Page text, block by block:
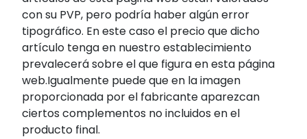
con su PVP, pero podría haber algún error
tipográfico. En este caso el precio que dicho
artículo tenga en nuestro establecimiento
prevalecerá sobre el que figura en esta página
web.Igualmente puede que en la imagen
proporcionada por el fabricante aparezcan
ciertos complementos no incluidos en el
producto final.